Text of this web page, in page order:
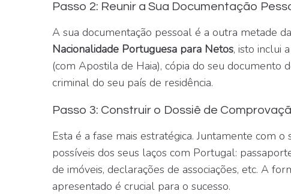
Passo 2: Reunir a Sua Documentação
A sua documentação pessoal é a outra metade
Nacionalidade Portuguesa para Netos, isto inclui
(com Apostila de Haia), cópia do seu documento
criminal do seu país de residência.
Passo 3: Construir o Dossiê de
Esta é a fase mais estratégica. Juntamente com
possíveis dos seus laços com Portugal:
de imóveis, declarações de associações, etc. A
apresentado é crucial para o sucesso.